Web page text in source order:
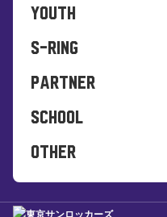
YOUTH
S-Ring
PARTNER
SCHOOL
OTHER